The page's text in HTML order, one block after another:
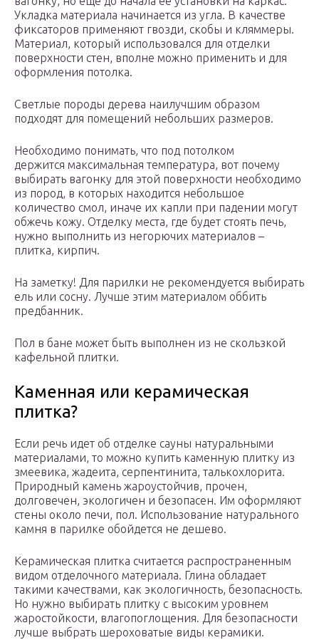
Укладка материала начинается из угла. В качестве
фиксаторов применяют гвозди, скобы и кляммеры.
Материал, который использовался для отделки
поверхности стен, вполне можно применить и для
оформления потолка.
Светлые породы дерева наилучшим образом
подходят для помещений небольших размеров.
Необходимо понимать, что под потолком
держится максимальная температура, вот почему
выбирать вагонку для этой поверхности необходимо
из пород, в которых находится небольшое
количество смол, иначе их капли при падении могут
обжечь кожу. Отделку места, где будет стоять печь,
нужно выполнить из негорючих материалов –
плитка, кирпич.
На заметку! Для парилки не рекомендуется выбирать
ель или сосну. Лучше этим материалом оббить
предбанник.
Пол в бане может быть выполнен из не скользкой
кафельной плитки.
Каменная или керамическая
плитка?
Если речь идет об отделке сауны натуральными
материалами, то можно купить каменную плитку из
змеевика, жадеита, серпентинита, талькохлорита.
Природный камень жароустойчив, прочен,
долговечен, экологичен и безопасен. Им оформляют
стены около печи, пол. Использование натурального
камня в парилке обойдется не дешево.
Керамическая плитка считается распространенным
видом отделочного материала. Глина обладает
такими качествами, как экологичность, безопасность.
Но нужно выбирать плитку с высоким уровнем
жаростойкости, влагопоглощения. Для безопасности
лучше выбрать шероховатые виды керамики.